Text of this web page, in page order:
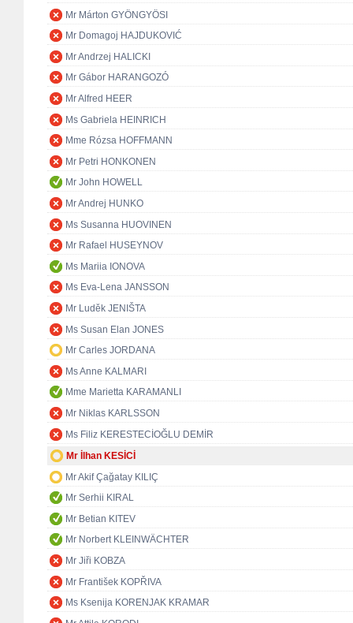
Mr Márton GYÖNGYÖSI
Mr Domagoj HAJDUKOVIĆ
Mr Andrzej HALICKI
Mr Gábor HARANGOZÓ
Mr Alfred HEER
Ms Gabriela HEINRICH
Mme Rózsa HOFFMANN
Mr Petri HONKONEN
Mr John HOWELL
Mr Andrej HUNKO
Ms Susanna HUOVINEN
Mr Rafael HUSEYNOV
Ms Mariia IONOVA
Ms Eva-Lena JANSSON
Mr Luděk JENIŠTA
Ms Susan Elan JONES
Mr Carles JORDANA
Ms Anne KALMARI
Mme Marietta KARAMANLI
Mr Niklas KARLSSON
Ms Filiz KERESTECİOĞLU DEMİR
Mr İlhan KESİCİ
Mr Akif Çağatay KILIÇ
Mr Serhii KIRAL
Mr Betian KITEV
Mr Norbert KLEINWÄCHTER
Mr Jiři KOBZA
Mr František KOPŘIVA
Ms Ksenija KORENJAK KRAMAR